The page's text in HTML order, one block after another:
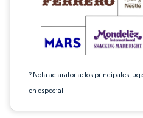
*Nota aclaratoria: los principales
en especial